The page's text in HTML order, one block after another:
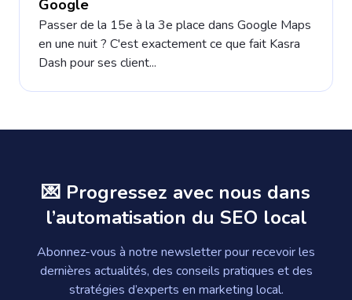
Google
Passer de la 15e à la 3e place dans Google Maps
en une nuit ? C'est exactement ce que fait Kasra
Dash pour ses client...
💌 Progressez avec nous dans
l’automatisation du SEO local
Abonnez-vous à notre newsletter pour recevoir les
dernières actualités, des conseils pratiques et des
stratégies d’experts en marketing local.